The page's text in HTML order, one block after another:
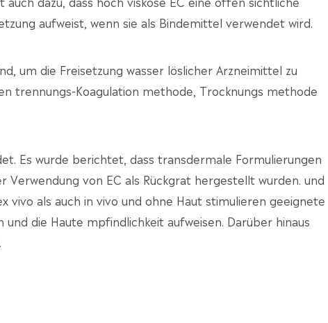
aufweist, wenn sie als Bindemittel verwendet wird.
um die Freisetzung wasser löslicher Arzneimittel zu
trennungs-Koagulation methode, Trocknungs methode
Es wurde berichtet, dass transdermale Formulierungen
von EC als Rückgrat hergestellt wurden. und
vivo als auch in vivo und ohne Haut stimulieren geeignete
die Haute mpfindlichkeit aufweisen. Darüber hinaus